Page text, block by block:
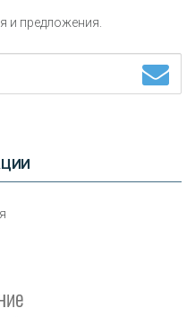
для того, чтобы
и предложения.